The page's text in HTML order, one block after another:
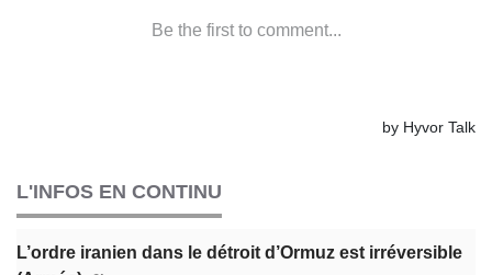
L'INFOS EN CONTINU
L’ordre iranien dans le détroit d’Ormuz est irréversible